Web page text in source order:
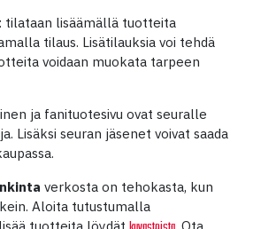
tilataan lisäämällä tuotteita
tilaus. Lisätilauksia voi tehdä
voidaan muokata tarpeen
ja fanituotesivu ovat seuralle
Lisäksi seuran jäsenet voivat saada
verkosta on tehokasta, kun
Aloita tutustumalla
tuotteita löydät
. Ota